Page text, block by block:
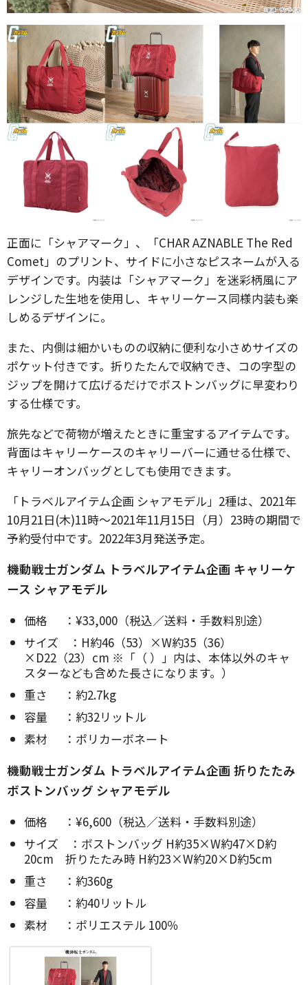
正面に「シャアマーク」、「CHAR AZNABLE The Red
Comet」のプリント、サイドに小さなピスネームが入る
デザインです。内装は「シャアマーク」を迷彩柄風にア
レンジした生地を使用し、キャリーケース同様内装も楽
しめるデザインに。
また、内側は細かいものの収納に便利な小さめサイズの
ポケット付きです。折りたたんで収納でき、コの字型の
ジップを開けて広げるだけでボストンバッグに早変わり
する仕様です。
旅先などで荷物が増えたときに重宝するアイテムです。
背面はキャリーケースのキャリーバーに通せる仕様で、
キャリーオンバッグとしても使用できます。
「トラベルアイテム企画 シャアモデル」2種は、2021年
10月21日(木)11時～2021年11月15日（月）23時の期間で
予約受付中です。2022年3月発送予定。
機動戦士ガンダム トラベルアイテム企画 キャリーケ
ース シャアモデル
価格 ：¥33,000（税込／送料・手数料別途）
サイズ ：H約46（53）×W約35（36）
×D22（23）cm ※「（ ）」内は、本体以外のキャ
スターなども含めた長さになります。）
重さ ：約2.7kg
容量 ：約32リットル
素材 ：ポリカーボネート
機動戦士ガンダム トラベルアイテム企画 折りたたみ
ボストンバッグ シャアモデル
価格 ：¥6,600（税込／送料・手数料別途）
サイズ ：ボストンバッグ H約35×W約47×D約
20cm 折りたたみ時 H約23×W約20×D約5cm
重さ ：約360g
容量 ：約40リットル
素材 ：ポリエステル 100％